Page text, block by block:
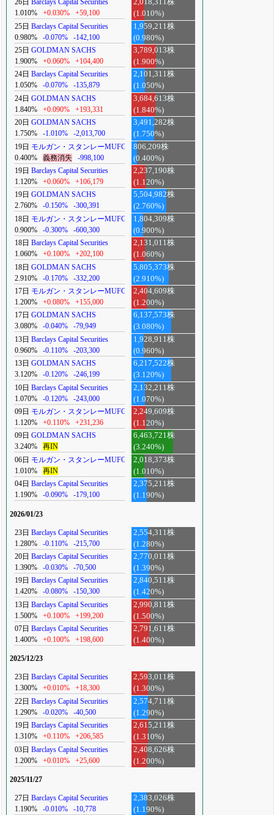
26日 Barclays Capital Securities
1.010%
+0.030% +59,100
2,018,311株
(1.010%)
25日 Barclays Capital Securities
0.980%
-0.070% -142,100
1,959,211株
(0.980%)
25日 GOLDMAN SACHS
1.900%
+0.060% +104,400
3,789,013株
(1.900%)
24日 Barclays Capital Securities
1.050%
-0.070% -135,879
2,101,311株
(1.050%)
24日 GOLDMAN SACHS
1.840%
+0.090% +193,331
3,684,613株
(1.840%)
20日 GOLDMAN SACHS
1.750%
-1.010% -2,013,700
3,491,282株
(1.750%)
19日 モルガン・スタンレーMUFG
0.400%
義務消失 -998,100
806,209株
(0.400%)
19日 Barclays Capital Securities
1.120%
+0.060% +106,179
2,237,190株
(1.120%)
19日 GOLDMAN SACHS
2.760%
-0.150% -300,391
5,504,982株
(2.760%)
18日 モルガン・スタンレーMUFG
0.900%
-0.300% -600,300
1,804,309株
(0.900%)
18日 Barclays Capital Securities
1.060%
+0.100% +202,100
2,131,011株
(1.060%)
18日 GOLDMAN SACHS
2.910%
-0.170% -332,200
5,805,373株
(2.910%)
17日 モルガン・スタンレーMUFG
1.200%
+0.080% +155,000
2,404,609株
(1.200%)
17日 GOLDMAN SACHS
3.080%
-0.040% -79,949
6,137,573株
(3.080%)
13日 Barclays Capital Securities
0.960%
-0.110% -203,300
1,928,911株
(0.960%)
13日 GOLDMAN SACHS
3.120%
-0.120% -246,199
6,217,522株
(3.120%)
10日 Barclays Capital Securities
1.070%
-0.120% -243,000
2,132,211株
(1.070%)
09日 モルガン・スタンレーMUFG
1.120%
+0.110% +231,236
2,249,609株
(1.120%)
09日 GOLDMAN SACHS
3.240%
再IN
6,463,721株
(3.240%)
06日 モルガン・スタンレーMUFG
1.010%
再IN
2,018,373株
(1.010%)
04日 Barclays Capital Securities
1.190%
-0.090% -179,100
2,375,211株
(1.190%)
2026/01/23
23日 Barclays Capital Securities
1.280%
-0.110% -215,700
2,554,311株
(1.280%)
20日 Barclays Capital Securities
1.390%
-0.030% -70,500
2,770,011株
(1.390%)
19日 Barclays Capital Securities
1.420%
-0.080% -150,300
2,840,511株
(1.420%)
13日 Barclays Capital Securities
1.500%
+0.100% +199,200
2,990,811株
(1.500%)
07日 Barclays Capital Securities
1.400%
+0.100% +198,600
2,791,611株
(1.400%)
2025/12/23
23日 Barclays Capital Securities
1.300%
+0.010% +18,300
2,593,011株
(1.300%)
22日 Barclays Capital Securities
1.290%
-0.020% -40,500
2,574,711株
(1.290%)
19日 Barclays Capital Securities
1.310%
+0.110% +206,585
2,615,211株
(1.310%)
03日 Barclays Capital Securities
1.200%
+0.010% +25,600
2,408,626株
(1.200%)
2025/11/27
27日 Barclays Capital Securities
1.190%
-0.010% -10,778
2,383,026株
(1.190%)